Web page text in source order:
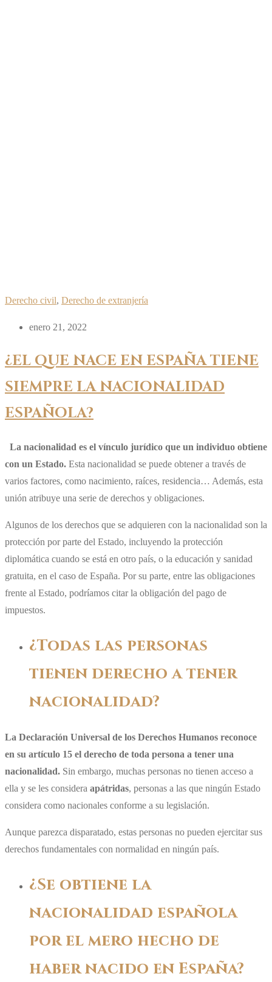
Derecho civil, Derecho de extranjería
enero 21, 2022
¿EL QUE NACE EN ESPAÑA TIENE
SIEMPRE LA NACIONALIDAD
ESPAÑOLA?
La nacionalidad es el vínculo jurídico que un individuo obtiene
con un Estado. Esta nacionalidad se puede obtener a través de
varios factores, como nacimiento, raíces, residencia… Además, esta
unión atribuye una serie de derechos y obligaciones.
Algunos de los derechos que se adquieren con la nacionalidad son la
protección por parte del Estado, incluyendo la protección
diplomática cuando se está en otro país, o la educación y sanidad
gratuita, en el caso de España. Por su parte, entre las obligaciones
frente al Estado, podríamos citar la obligación del pago de
impuestos.
¿Todas las personas
tienen derecho a tener
nacionalidad?
La Declaración Universal de los Derechos Humanos reconoce
en su artículo 15 el derecho de toda persona a tener una
nacionalidad. Sin embargo, muchas personas no tienen acceso a
ella y se les considera apátridas, personas a las que ningún Estado
considera como nacionales conforme a su legislación.
Aunque parezca disparatado, estas personas no pueden ejercitar sus
derechos fundamentales con normalidad en ningún país.
¿Se obtiene la
nacionalidad española
por el mero hecho de
haber nacido en España?